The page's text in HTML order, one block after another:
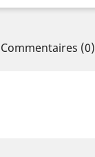
Commentaires (0)